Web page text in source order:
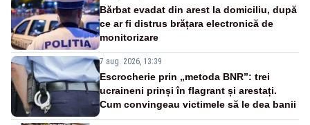
Bărbat evadat din arest la domiciliu, după
ce ar fi distrus brățara electronică de
monitorizare
7 aug. 2026, 13:39
Escrocherie prin „metoda BNR”: trei
ucraineni prinși în flagrant și arestați.
Cum convingeau victimele să le dea banii